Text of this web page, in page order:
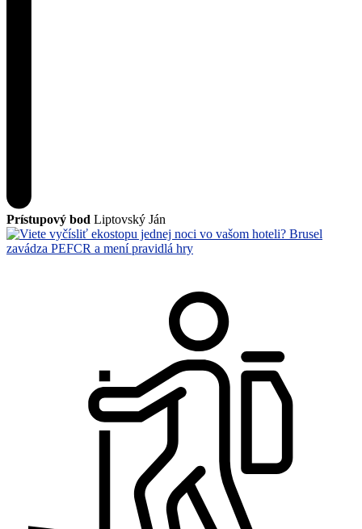
Prístupový bod Liptovský Ján